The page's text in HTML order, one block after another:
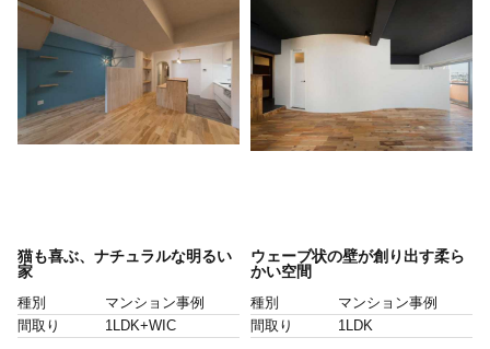
猫も喜ぶ、ナチュラルな明るい
家
種別
マンション事例
間取り
1LDK+WIC
ウェーブ状の壁が創り出す柔ら
かい空間
種別
マンション事例
間取り
1LDK